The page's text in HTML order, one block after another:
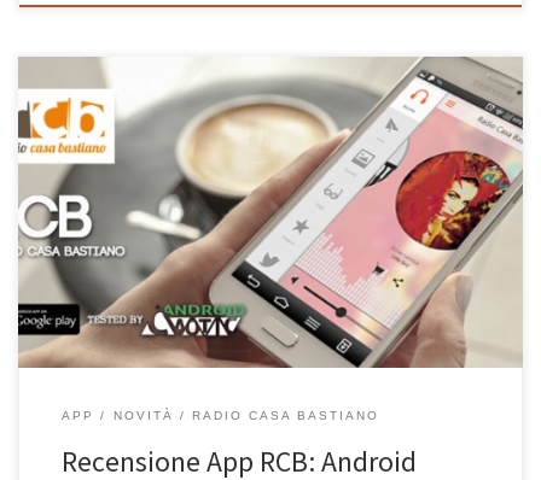
Siete indecisi se scaricare la nuova App di RCB per Android?
Approfondite le sue fantastiche funzionalità e ottime
caratteristiche leggendo la
APP NOVITÀ RADIO CASA BASTIANO
Recensione App RCB: Android